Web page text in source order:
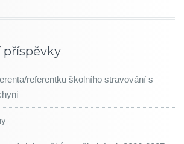
příspěvky
referentku školního stravování s